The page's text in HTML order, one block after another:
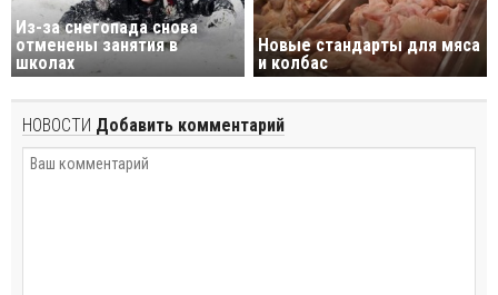
Из-за снегопада снова
отменены занятия в
школах
Новые стандарты для мяса
и колбас
НОВОСТИ Добавить комментарий